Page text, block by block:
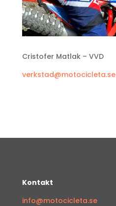
Cristofer Matlak – VVD
verkstad@motocicleta.se
Kontakt
info@motocicleta.se